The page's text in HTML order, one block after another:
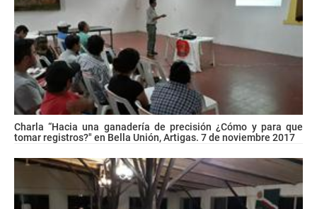
Charla “Hacia una ganadería de precisión ¿Cómo y para que
tomar registros?" en Bella Unión, Artigas. 7 de noviembre 2017